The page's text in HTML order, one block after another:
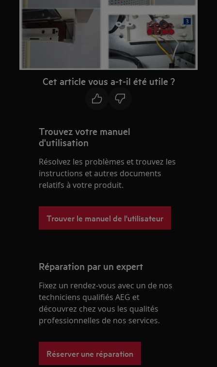
Cet article vous a-t-il été utile ?
Trouvez votre manuel
d'utilisation
Résolvez les problèmes et trouvez les
instructions et autres documents
relatifs à votre produit.
Trouver le manuel de l'utilisateur
Réparation par un expert
Fixez un rendez-vous avec un de nos
techniciens qualifiés AEG et
découvrez chez vous les qualités
professionnelles de nos services.
Réserver une réparation